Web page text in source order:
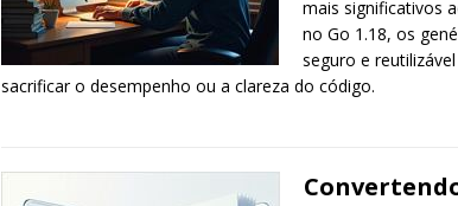
mais significativos
no Go 1.18, os
seguro e
sacrificar o desempenho ou a clareza do código.